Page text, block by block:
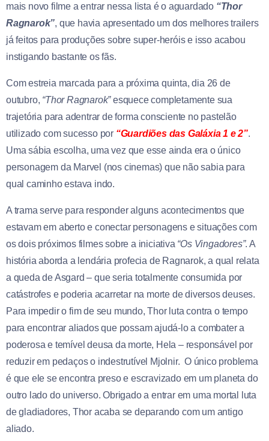
mais novo filme a entrar nessa lista é o aguardado “Thor
Ragnarok”, que havia apresentado um dos melhores trailers
já feitos para produções sobre super-heróis e isso acabou
instigando bastante os fãs.
Com estreia marcada para a próxima quinta, dia 26 de
outubro, “Thor Ragnarok”esquece completamente sua
trajetória para adentrar de forma consciente no pastelão
utilizado com sucesso por “Guardiões das Galáxia 1 e 2”.
Uma sábia escolha, uma vez que esse ainda era o único
personagem da Marvel (nos cinemas) que não sabia para
qual caminho estava indo.
A trama serve para responder alguns acontecimentos que
estavam em aberto e conectar personagens e situações com
os dois próximos filmes sobre a iniciativa “Os Vingadores”. A
história aborda a lendária profecia de Ragnarok, a qual relata
a queda de Asgard – que seria totalmente consumida por
catástrofes e poderia acarretar na morte de diversos deuses.
Para impedir o fim de seu mundo, Thor luta contra o tempo
para encontrar aliados que possam ajudá-lo a combater a
poderosa e temível deusa da morte, Hela – responsável por
reduzir em pedaços o indestrutível Mjolnir. O único problema
é que ele se encontra preso e escravizado em um planeta do
outro lado do universo. Obrigado a entrar em uma mortal luta
de gladiadores, Thor acaba se deparando com um antigo
aliado.